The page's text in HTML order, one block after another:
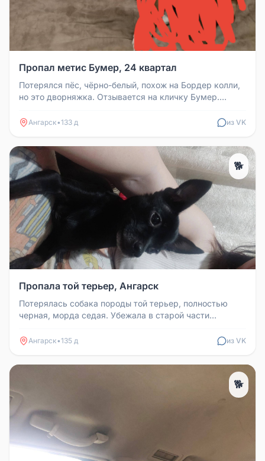
Пропал метис Бумер, 24 квартал
Потерялся пёс, чёрно-белый, похож на Бордер колли,
но это дворняжка. Отзывается на кличку Бумер.
Ангарск•133 д из VK
🐕
Пропала той терьер, Ангарск
Потерялась собака породы той терьер, полностью
черная, морда седая. Убежала в старой части
Ангарск•135 д из VK
🐕